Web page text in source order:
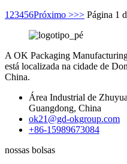
1 23456Próximo >>> Página 1
A OK Packaging
está localizada na cidade de
China.
Área Industrial de
Guangdong, China
ok21@gd-okgroup.com
+86-15989673084
nossas bolsas